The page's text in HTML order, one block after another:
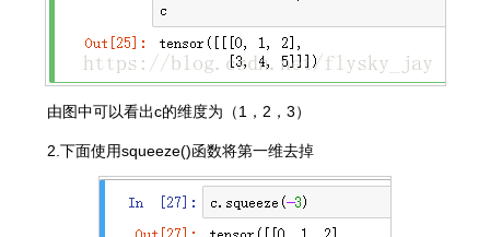
由图中可以看出c的维度为（1，2，3）
2.下面使用squeeze()函数将第一维去掉